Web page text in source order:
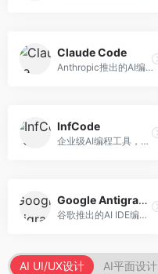
Claude Code
Anthropic推出的AI编程工具，基于Claude模型。面向开发者，提供代码生成、代码审查、调试辅助等服务，代码质量高，推理能力强。
InfCode
企业级AI编程工具，专注于团队协作开发。面向企业开发团队，提供代码生成、代码审查、团队协作等服务，企业级功能完善。
Google Antigravity
谷歌推出的AI IDE编程智能体，整合Google Cloud服务。面向谷歌生态开发者，提供智能编程辅助、云服务集成等功能。
AI UI/UX设计 AI平面设计